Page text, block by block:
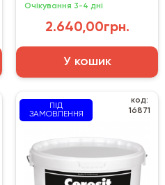
Очікування 3-4 дні
2.640,00грн.
У кошик
ПІД
ЗАМОВЛЕННЯ
код:
16871